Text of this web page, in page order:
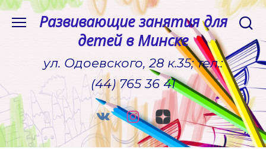
Перейти
Развивающие занятия для
детей в Минске
ул. Одоевского, 28 к.35; тел.:
(44) 765 36 41